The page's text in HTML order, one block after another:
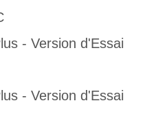
- Version d'Essai
- Version d'Essai